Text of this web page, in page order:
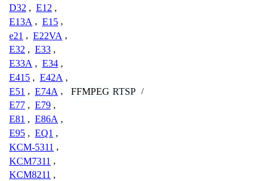
D32 , E12 ,
E13A , E15 ,
e21 , E22VA ,
E32 , E33 ,
E33A , E34 ,
E415 , E42A ,
E51 , E74A ,
E77 , E79 ,
E81 , E86A ,
E95 , EQ1 ,
KCM-5311 ,
KCM7311 ,
KCM8211 ,
FFMPEG RTSP /